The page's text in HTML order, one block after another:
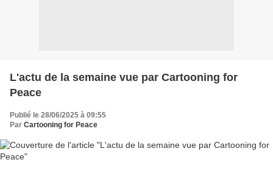
L'actu de la semaine vue par Cartooning for
Peace
Publié le 28/06/2025 à 09:55
Par Cartooning for Peace